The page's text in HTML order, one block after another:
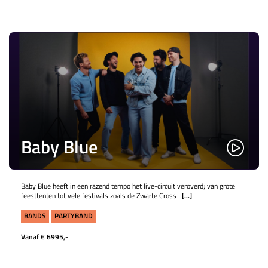
Baby Blue
Baby Blue heeft in een razend tempo het live-circuit veroverd; van grote
feesttenten tot vele festivals zoals de Zwarte Cross ! [...]
BANDS
PARTYBAND
Vanaf € 6995,-